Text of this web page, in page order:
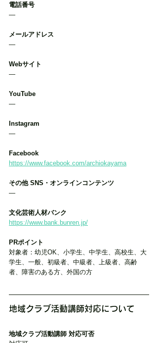
電話番号
―
メールアドレス
―
Webサイト
―
YouTube
―
Instagram
―
Facebook
https://www.facebook.com/archiokayama
その他 SNS・オンラインコンテンツ
―
文化芸術人材バンク
https://www.bank.bunren.jp/
PRポイント
対象者：幼児OK、小学生、中学生、高校生、大
学生、一般、初級者、中級者、上級者、高齢
者、障害のある方、外国の方
地域クラブ活動講師対応について
地域クラブ活動講師 対応可否